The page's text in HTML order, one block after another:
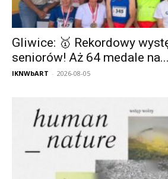
Gliwice: 🥇 Rekordowy
seniorów! Aż 64 medale na...
IKNWbART - 2026-08-05